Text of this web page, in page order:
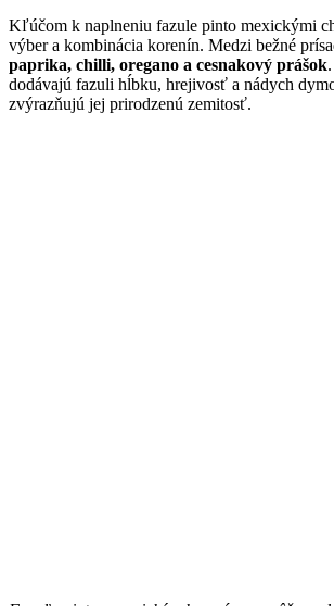
Kľúčom k naplneniu fazule pinto mexickými
výber a kombinácia korenín. Medzi bežné
paprika, chilli, oregano a cesnakový prášok
dodávajú fazuli hĺbku, hrejivosť a nádych
zvýrazňujú jej prirodzenú zemitosť.